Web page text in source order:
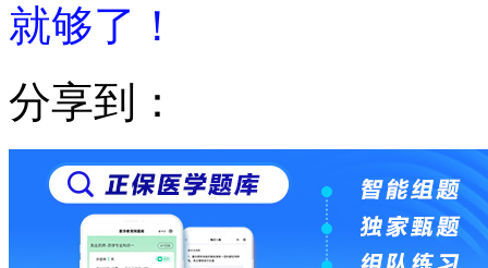
就够了！
分享到：